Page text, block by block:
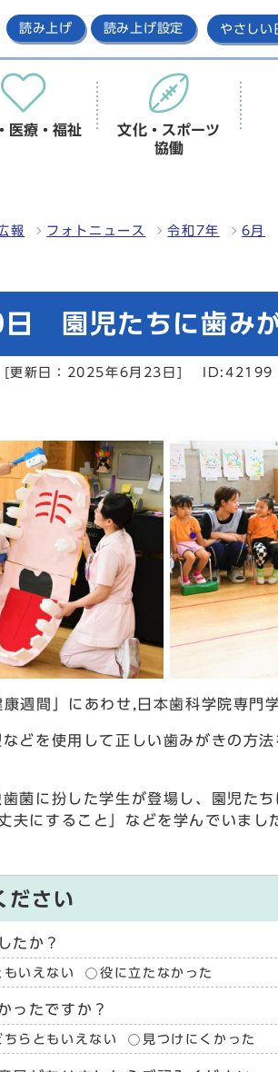
読み上げ 読み上げ設定 やさしい
医療・福祉
文化・スポーツ
協働
報 フォトニュース 令和7年 6月
園児たちに歯み
[更新日：2025年6月23日] ID:42199
週間」にあわせ,日本歯科学院専門
どを使用して正しい歯みがきの方
菌に扮した学生が登場し、園児た
夫にすること」などを学んでいまし
ださい
たか？
もいえない 役に立たなかった
ったですか？
ちらともいえない 見つけにくかった